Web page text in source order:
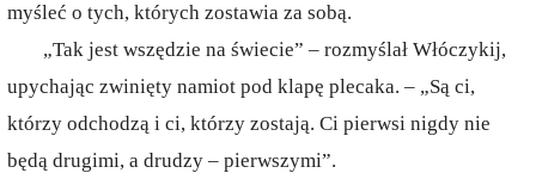
myśleć o tych, których zostawia za sobą.
„Tak jest wszędzie na świecie” – rozmyślał Włóczykij,
upychając zwinięty namiot pod klapę plecaka. – „Są ci,
którzy odchodzą i ci, którzy zostają. Ci pierwsi nigdy nie
będą drugimi, a drudzy – pierwszymi”.